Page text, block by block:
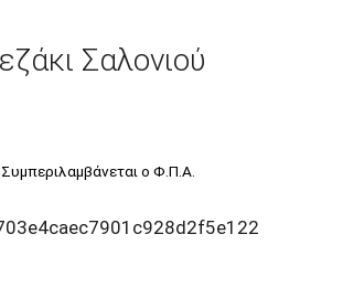
Σαλονιού
Συμπεριλαμβάνεται ο Φ.Π.Α.